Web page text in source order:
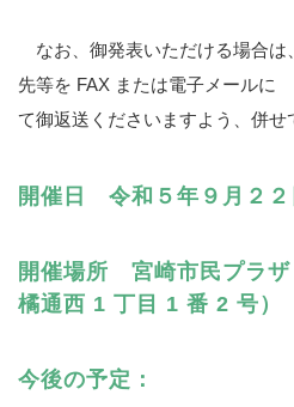
なお、御発表いただける場合は
先等を FAX または電子メールに
て御返送くださいますよう、併せ
開催日 令和５年９月２２
開催場所 宮崎市民プラ
橘通西 1 丁目 1 番 2 号）
今後の予定：